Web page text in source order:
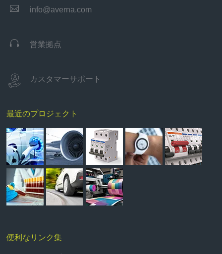
 info@averna.com
 営業拠点
カスタマーサポート
最近のプロジェクト
便利なリンク集